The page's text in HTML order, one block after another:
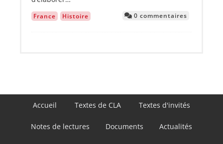
France Histoire 0 commentaires
Navigation
Accueil Textes de CLA Textes d'invités
Notes de lectures Documents Actualités